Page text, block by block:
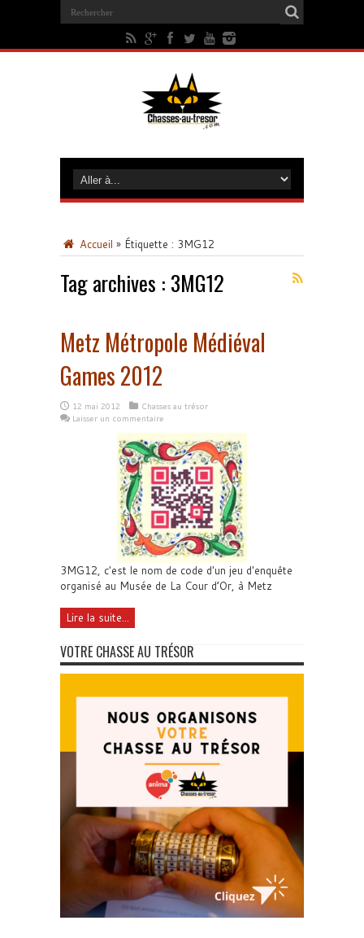
Accueil » Étiquette : 3MG12
Tag archives : 3MG12
Metz Métropole Médiéval
Games 2012
12 mai 2012
Chasses au trésor
Laisser un commentaire
3MG12, c'est le nom de code d'un jeu d'enquête
organisé au Musée de La Cour d’Or, à Metz
Lire la suite...
VOTRE CHASSE AU TRÉSOR